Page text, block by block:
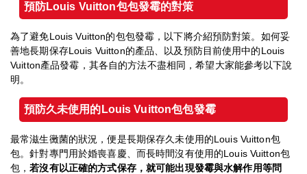
預防Louis Vuitton包包發霉的對策
為了避免Louis Vuitton的包包發霉，以下將介紹預防對策。如何妥
善地長期保存Louis Vuitton的產品、以及預防目前使用中的Louis
Vuitton產品發霉，其各自的方法不盡相同，希望大家能參考以下說
明。
預防久未使用的Louis Vuitton包包發霉
最常滋生黴菌的狀況，便是長期保存久未使用的Louis Vuitton包
包。針對專門用於婚喪喜慶、而長時間沒有使用的Louis Vuitton包
包，若沒有以正確的方式保存，就可能出現發霉與水解作用等問